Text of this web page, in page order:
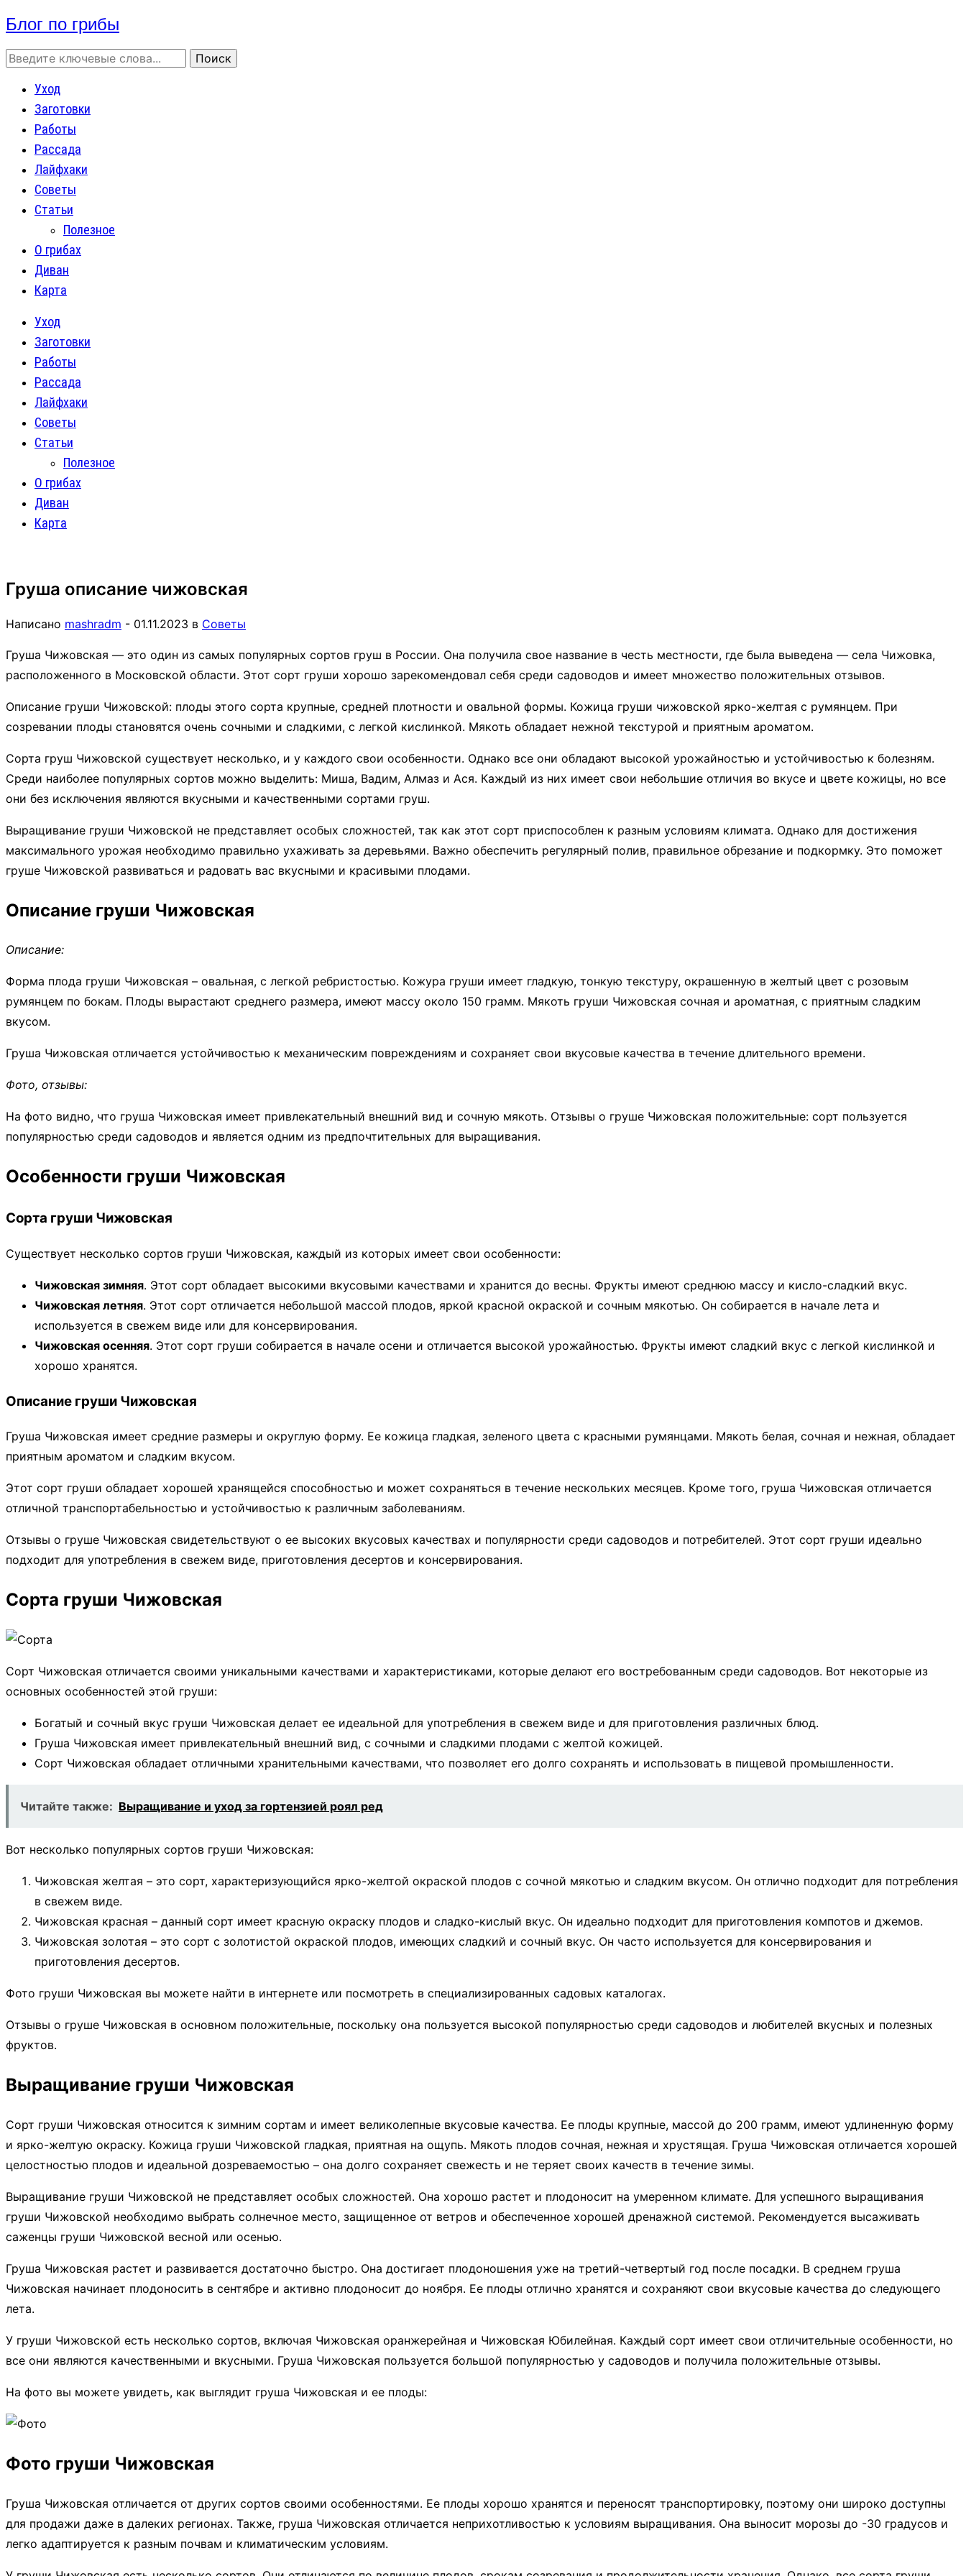
Блог по грибы
Уход
Заготовки
Работы
Рассада
Лайфхаки
Советы
Статьи
Полезное
О грибах
Диван
Карта
Уход
Заготовки
Работы
Рассада
Лайфхаки
Советы
Статьи
Полезное
О грибах
Диван
Карта
Груша описание чижовская
Написано mashradm - 01.11.2023 в Советы
Груша Чижовская — это один из самых популярных сортов груш в России. Она получила свое название в честь местности, где была выведена — села Чижовка,
расположенного в Московской области. Этот сорт груши хорошо зарекомендовал себя среди садоводов и имеет множество положительных отзывов.
Описание груши Чижовской: плоды этого сорта крупные, средней плотности и овальной формы. Кожица груши чижовской ярко-желтая с румянцем. При
созревании плоды становятся очень сочными и сладкими, с легкой кислинкой. Мякоть обладает нежной текстурой и приятным ароматом.
Сорта груш Чижовской существует несколько, и у каждого свои особенности. Однако все они обладают высокой урожайностью и устойчивостью к болезням.
Среди наиболее популярных сортов можно выделить: Миша, Вадим, Алмаз и Ася. Каждый из них имеет свои небольшие отличия во вкусе и цвете кожицы, но все
они без исключения являются вкусными и качественными сортами груш.
Выращивание груши Чижовской не представляет особых сложностей, так как этот сорт приспособлен к разным условиям климата. Однако для достижения
максимального урожая необходимо правильно ухаживать за деревьями. Важно обеспечить регулярный полив, правильное обрезание и подкормку. Это поможет
груше Чижовской развиваться и радовать вас вкусными и красивыми плодами.
Описание груши Чижовская
Описание:
Форма плода груши Чижовская – овальная, с легкой ребристостью. Кожура груши имеет гладкую, тонкую текстуру, окрашенную в желтый цвет с розовым
румянцем по бокам. Плоды вырастают среднего размера, имеют массу около 150 грамм. Мякоть груши Чижовская сочная и ароматная, с приятным сладким
вкусом.
Груша Чижовская отличается устойчивостью к механическим повреждениям и сохраняет свои вкусовые качества в течение длительного времени.
Фото, отзывы:
На фото видно, что груша Чижовская имеет привлекательный внешний вид и сочную мякоть. Отзывы о груше Чижовская положительные: сорт пользуется
популярностью среди садоводов и является одним из предпочтительных для выращивания.
Особенности груши Чижовская
Сорта груши Чижовская
Существует несколько сортов груши Чижовская, каждый из которых имеет свои особенности:
Чижовская зимняя. Этот сорт обладает высокими вкусовыми качествами и хранится до весны. Фрукты имеют среднюю массу и кисло-сладкий вкус.
Чижовская летняя. Этот сорт отличается небольшой массой плодов, яркой красной окраской и сочным мякотью. Он собирается в начале лета и
используется в свежем виде или для консервирования.
Чижовская осенняя. Этот сорт груши собирается в начале осени и отличается высокой урожайностью. Фрукты имеют сладкий вкус с легкой кислинкой и
хорошо хранятся.
Описание груши Чижовская
Груша Чижовская имеет средние размеры и округлую форму. Ее кожица гладкая, зеленого цвета с красными румянцами. Мякоть белая, сочная и нежная, обладает
приятным ароматом и сладким вкусом.
Этот сорт груши обладает хорошей хранящейся способностью и может сохраняться в течение нескольких месяцев. Кроме того, груша Чижовская отличается
отличной транспортабельностью и устойчивостью к различным заболеваниям.
Отзывы о груше Чижовская свидетельствуют о ее высоких вкусовых качествах и популярности среди садоводов и потребителей. Этот сорт груши идеально
подходит для употребления в свежем виде, приготовления десертов и консервирования.
Сорта груши Чижовская
Сорт Чижовская отличается своими уникальными качествами и характеристиками, которые делают его востребованным среди садоводов. Вот некоторые из
основных особенностей этой груши:
Богатый и сочный вкус груши Чижовская делает ее идеальной для употребления в свежем виде и для приготовления различных блюд.
Груша Чижовская имеет привлекательный внешний вид, с сочными и сладкими плодами с желтой кожицей.
Сорт Чижовская обладает отличными хранительными качествами, что позволяет его долго сохранять и использовать в пищевой промышленности.
Читайте также: Выращивание и уход за гортензией роял ред
Вот несколько популярных сортов груши Чижовская:
Чижовская желтая – это сорт, характеризующийся ярко-желтой окраской плодов с сочной мякотью и сладким вкусом. Он отлично подходит для потребления
в свежем виде.
Чижовская красная – данный сорт имеет красную окраску плодов и сладко-кислый вкус. Он идеально подходит для приготовления компотов и джемов.
Чижовская золотая – это сорт с золотистой окраской плодов, имеющих сладкий и сочный вкус. Он часто используется для консервирования и
приготовления десертов.
Фото груши Чижовская вы можете найти в интернете или посмотреть в специализированных садовых каталогах.
Отзывы о груше Чижовская в основном положительные, поскольку она пользуется высокой популярностью среди садоводов и любителей вкусных и полезных
фруктов.
Выращивание груши Чижовская
Сорт груши Чижовская относится к зимним сортам и имеет великолепные вкусовые качества. Ее плоды крупные, массой до 200 грамм, имеют удлиненную форму
и ярко-желтую окраску. Кожица груши Чижовской гладкая, приятная на ощупь. Мякоть плодов сочная, нежная и хрустящая. Груша Чижовская отличается хорошей
целостностью плодов и идеальной дозреваемостью – она долго сохраняет свежесть и не теряет своих качеств в течение зимы.
Выращивание груши Чижовской не представляет особых сложностей. Она хорошо растет и плодоносит на умеренном климате. Для успешного выращивания
груши Чижовской необходимо выбрать солнечное место, защищенное от ветров и обеспеченное хорошей дренажной системой. Рекомендуется высаживать
саженцы груши Чижовской весной или осенью.
Груша Чижовская растет и развивается достаточно быстро. Она достигает плодоношения уже на третий-четвертый год после посадки. В среднем груша
Чижовская начинает плодоносить в сентябре и активно плодоносит до ноября. Ее плоды отлично хранятся и сохраняют свои вкусовые качества до следующего
лета.
У груши Чижовской есть несколько сортов, включая Чижовская оранжерейная и Чижовская Юбилейная. Каждый сорт имеет свои отличительные особенности, но
все они являются качественными и вкусными. Груша Чижовская пользуется большой популярностью у садоводов и получила положительные отзывы.
На фото вы можете увидеть, как выглядит груша Чижовская и ее плоды:
Фото груши Чижовская
Груша Чижовская отличается от других сортов своими особенностями. Ее плоды хорошо хранятся и переносят транспортировку, поэтому они широко доступны
для продажи даже в далеких регионах. Также, груша Чижовская отличается неприхотливостью к условиям выращивания. Она выносит морозы до -30 градусов и
легко адаптируется к разным почвам и климатическим условиям.